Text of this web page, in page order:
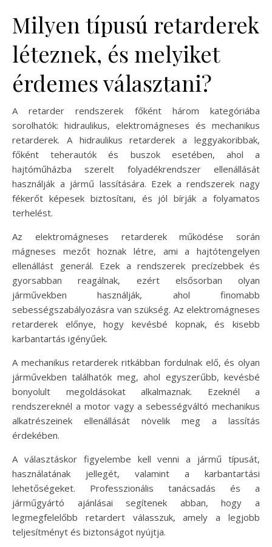
Milyen típusú retarderek
léteznek, és melyiket
érdemes választani?
A retarder rendszerek főként három kategóriába
sorolhatók: hidraulikus, elektromágneses és mechanikus
retarderek. A hidraulikus retarderek a leggyakoribbak,
főként teherautók és buszok esetében, ahol a
hajtóműházba szerelt folyadékrendszer ellenállását
használják a jármű lassítására. Ezek a rendszerek nagy
fékerőt képesek biztosítani, és jól bírják a folyamatos
terhelést.
Az elektromágneses retarderek működése során
mágneses mezőt hoznak létre, ami a hajtótengelyen
ellenállást generál. Ezek a rendszerek precízebbek és
gyorsabban reagálnak, ezért elsősorban olyan
járművekben használják, ahol finomabb
sebességszabályozásra van szükség. Az elektromágneses
retarderek előnye, hogy kevésbé kopnak, és kisebb
karbantartás igényűek.
A mechanikus retarderek ritkábban fordulnak elő, és olyan
járművekben találhatók meg, ahol egyszerűbb, kevésbé
bonyolult megoldásokat alkalmaznak. Ezeknél a
rendszereknél a motor vagy a sebességváltó mechanikus
alkatrészeinek ellenállását növelik meg a lassítás
érdekében.
A választáskor figyelembe kell venni a jármű típusát,
használatának jellegét, valamint a karbantartási
lehetőségeket. Professzionális tanácsadás és a
járműgyártó ajánlásai segítenek abban, hogy a
legmegfelelőbb retardert válasszuk, amely a legjobb
teljesítményt és biztonságot nyújtja.